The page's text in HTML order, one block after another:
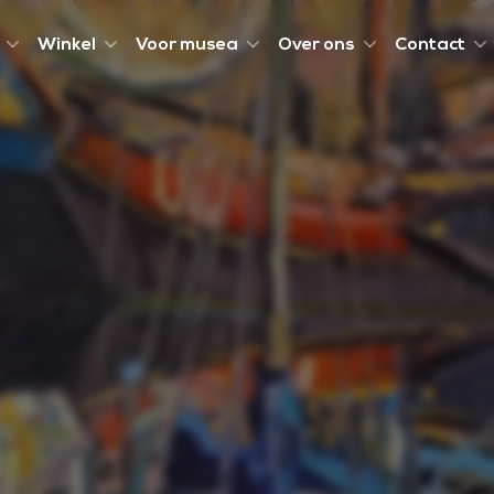
Winkel Voor musea Over ons Contact